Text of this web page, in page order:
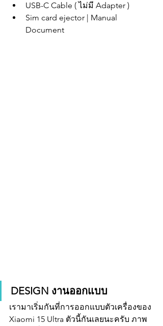
USB-C Cable ( ไม่มี Adapter )
Sim card ejector | Manual
Document
DESIGN งานออกแบบ
เรามาเริ่มกันที่การออกแบบตัวเครื่องของ
Xiaomi 15 Ultra ตัวนี้กันเลยนะครับ ภาพ